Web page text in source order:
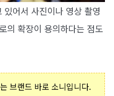
어서 사진이나 영상 촬영
의 확장이 용의하다는 점도
브랜드 바로 소니입니다.